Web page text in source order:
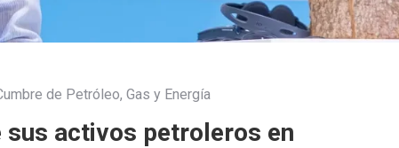
de Petróleo, Gas y Energía
sus activos petroleros en